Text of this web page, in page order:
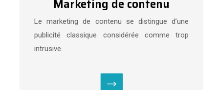
Marketing de contenu
Le marketing de contenu se distingue d’une
publicité classique considérée comme trop
intrusive.